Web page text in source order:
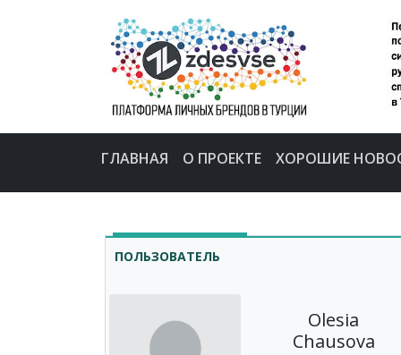
ГЛАВНАЯ О ПРОЕКТЕ ХОРОШИЕ
ПОЛЬЗОВАТЕЛЬ
Olesia
Chausova